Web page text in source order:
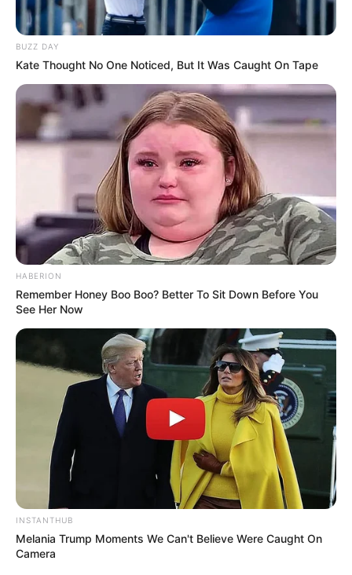
Painel Criativo
BUZZ DAY
Kate Thought No One Noticed, But It Was Caught On Tape
HABERION
Remember Honey Boo Boo? Better To Sit Down Before You
See Her Now
INSTANTHUB
Melania Trump Moments We Can't Believe Were Caught On
Camera